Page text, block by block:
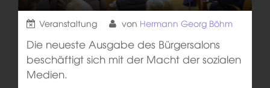
Veranstaltung von Hermann Georg Böhm
Die neueste Ausgabe des Bürgersalons
beschäftigt sich mit der Macht der sozialen
Medien.